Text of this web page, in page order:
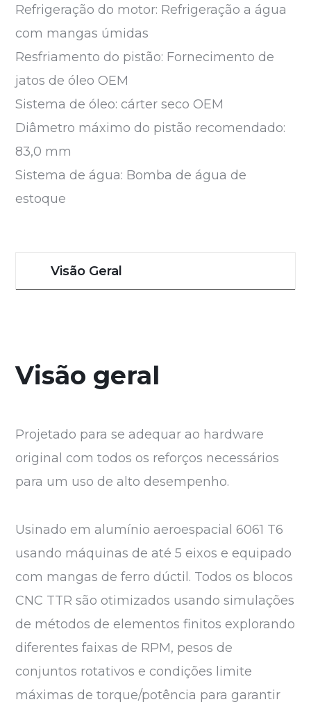
Refrigeração do motor: Refrigeração a água
com mangas úmidas
Resfriamento do pistão: Fornecimento de
jatos de óleo OEM
Sistema de óleo: cárter seco OEM
Diâmetro máximo do pistão recomendado:
83,0 mm
Sistema de água: Bomba de água de
estoque
Visão Geral
Visão geral
Projetado para se adequar ao hardware
original com todos os reforços necessários
para um uso de alto desempenho.
Usinado em alumínio aeroespacial 6061 T6
usando máquinas de até 5 eixos e equipado
com mangas de ferro dúctil. Todos os blocos
CNC TTR são otimizados usando simulações
de métodos de elementos finitos explorando
diferentes faixas de RPM, pesos de
conjuntos rotativos e condições limite
máximas de torque/potência para garantir